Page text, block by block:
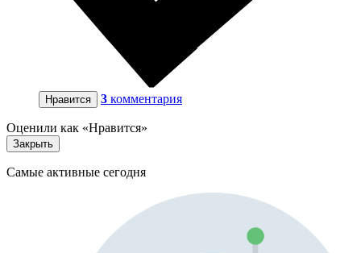
Нравится 3 комментария
Оценили как «Нравится»
Закрыть
Самые активные сегодня